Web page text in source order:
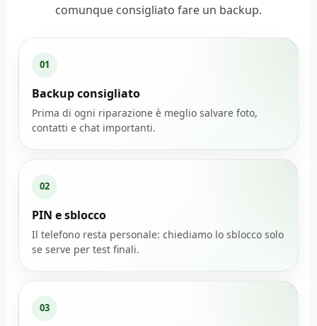
comunque consigliato fare un backup.
01
Backup consigliato
Prima di ogni riparazione è meglio salvare foto,
contatti e chat importanti.
02
PIN e sblocco
Il telefono resta personale: chiediamo lo sblocco solo
se serve per test finali.
03